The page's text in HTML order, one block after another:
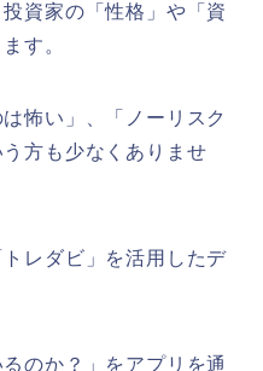
資家の「性格」や「資
す。
怖い」、「ノーリスク
方も少なくありませ
レダビ」を活用したデ
のか？」をアプリを通